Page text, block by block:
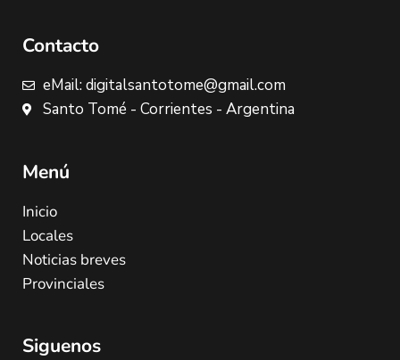
Contacto
eMail: digitalsantotome@gmail.com
Santo Tomé - Corrientes - Argentina
Menú
Inicio
Locales
Noticias breves
Provinciales
Siguenos